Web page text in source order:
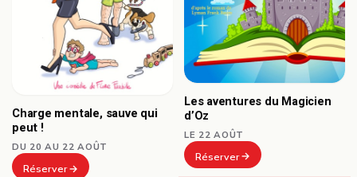
Charge mentale, sauve qui
peut !
DU 20 AU 22 AOÛT
Réserver
Les aventures du Magicien
d’Oz
LE 22 AOÛT
Réserver